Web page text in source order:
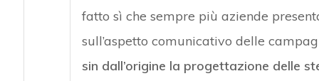
fatto sì che sempre più aziende
sull’aspetto comunicativo delle
sin dall’origine la progettazione delle